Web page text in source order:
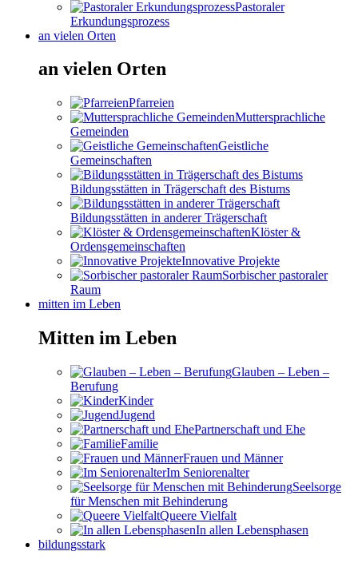
Pastoraler
Erkundungsprozess
an vielen Orten
an vielen Orten
Pfarreien
Muttersprachliche
Gemeinden
Geistliche
Gemeinschaften
Bildungsstätten in Trägerschaft des Bistums
Bildungsstätten in anderer Trägerschaft
Klöster &
Ordensgemeinschaften
Innovative Projekte
Sorbischer pastoraler
Raum
mitten im Leben
Mitten im Leben
Glauben – Leben –
Berufung
Kinder
Jugend
Partnerschaft und Ehe
Familie
Frauen und Männer
Im Seniorenalter
Seelsorge
für Menschen mit Behinderung
Queere Vielfalt
In allen Lebensphasen
bildungsstark